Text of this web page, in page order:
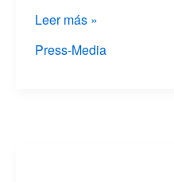
Leer más »
Press-Media